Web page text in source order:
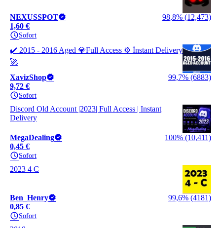
NEXUSSPOT
98,8% (12,473)
1,60 €
Sofort
✔️ 2015 - 2016 Aged 💎Full Access ⚙️ İnstant Delivery
🚀
XavizShop
99,7% (6883)
9,72 €
Sofort
Discord Old Account |2023| Full Access | Instant
Delivery
MegaDealing
100% (10,411)
0,45 €
Sofort
2023 4 C
Ben_Henry
99,6% (4181)
0,85 €
Sofort